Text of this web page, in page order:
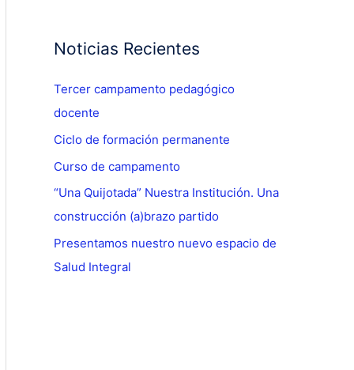
Noticias Recientes
Tercer campamento pedagógico
docente
Ciclo de formación permanente
Curso de campamento
“Una Quijotada” Nuestra Institución. Una
construcción (a)brazo partido
Presentamos nuestro nuevo espacio de
Salud Integral